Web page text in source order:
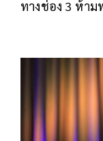
ทางช่อง 3 ห้า